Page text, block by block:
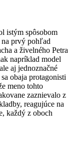
istým spôsobom
prvý pohľad
a živelného Petra
napríklad model
aj jednoznačné
obaja protagonisti
meno tohto
zaznievalo z
reagujúce na
každý z oboch